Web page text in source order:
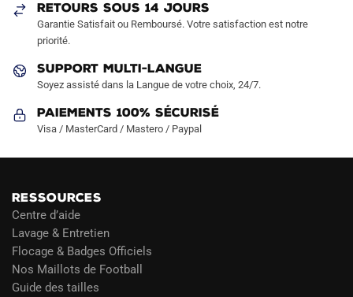
la
page
produit
page
RETOURS SOUS 14 JOURS
Garantie Satisfait ou Remboursé. Votre satisfaction est notre
priorité.
SUPPORT MULTI-LANGUE
Soyez assisté dans la Langue de votre choix, 24/7.
Paiements 100% Sécurisé
Visa / MasterCard / Mastero / Paypal
RESSOURCES
Centre d’aide
Lavage & Entretien
Flocage & Badges Officiels
Nos Maillots de Football
Guide des tailles